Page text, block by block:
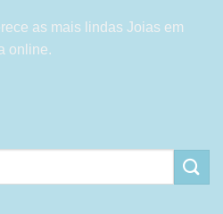
as mais lindas Joias em
online.